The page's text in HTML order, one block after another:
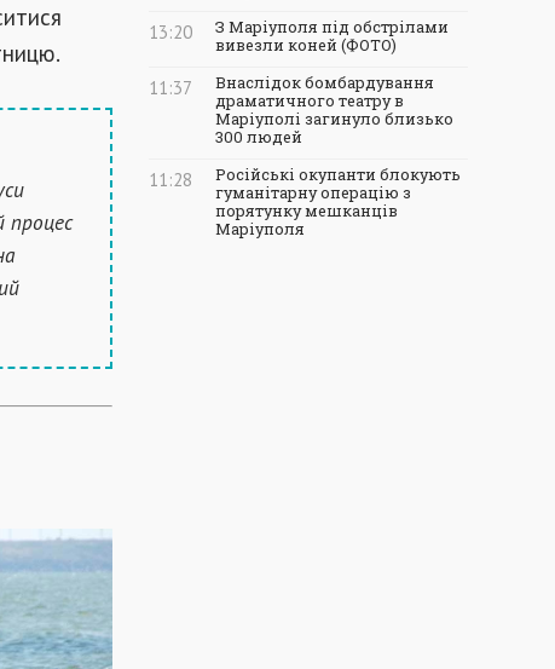
процес
13:20
З Маріуполя під обстрілами
вивезли коней (ФОТО)
11:37
Внаслідок бомбардування
драматичного театру в
Маріуполі загинуло близько
300 людей
11:28
Російські окупанти блокують
гуманітарну операцію з
порятунку мешканців
Маріуполя